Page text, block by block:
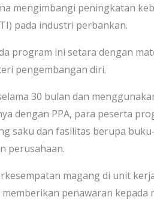
mengimbangi peningkatan
pada industri perbankan.
program ini setara dengan
pengembangan diri.
30 bulan dan
dengan PPA, para peserta
saku dan fasilitas berupa
perusahaan.
magang di unit
penawaran